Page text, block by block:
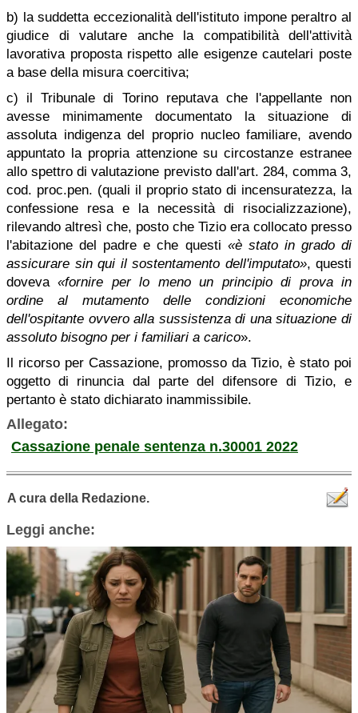
b) la suddetta eccezionalità dell'istituto impone peraltro al
giudice di valutare anche la compatibilità dell'attività
lavorativa proposta rispetto alle esigenze cautelari poste
a base della misura coercitiva;
c) il Tribunale di Torino reputava che l'appellante non
avesse minimamente documentato la situazione di
assoluta indigenza del proprio nucleo familiare, avendo
appuntato la propria attenzione su circostanze estranee
allo spettro di valutazione previsto dall'art. 284, comma 3,
cod. proc.pen. (quali il proprio stato di incensuratezza, la
confessione resa e la necessità di risocializzazione),
rilevando altresì che, posto che Tizio era collocato presso
l'abitazione del padre e che questi «è stato in grado di
assicurare sin qui il sostentamento dell'imputato», questi
doveva«fornire per lo meno un principio di prova in
ordine al mutamento delle condizioni economiche
dell'ospitante ovvero alla sussistenza di una situazione di
assoluto bisogno per i familiari a carico».
Il ricorso per Cassazione, promosso da Tizio, è stato poi
oggetto di rinuncia dal parte del difensore di Tizio, e
pertanto è stato dichiarato inammissibile.
Allegato:
Cassazione penale sentenza n.30001 2022
A cura della Redazione.
Leggi anche: